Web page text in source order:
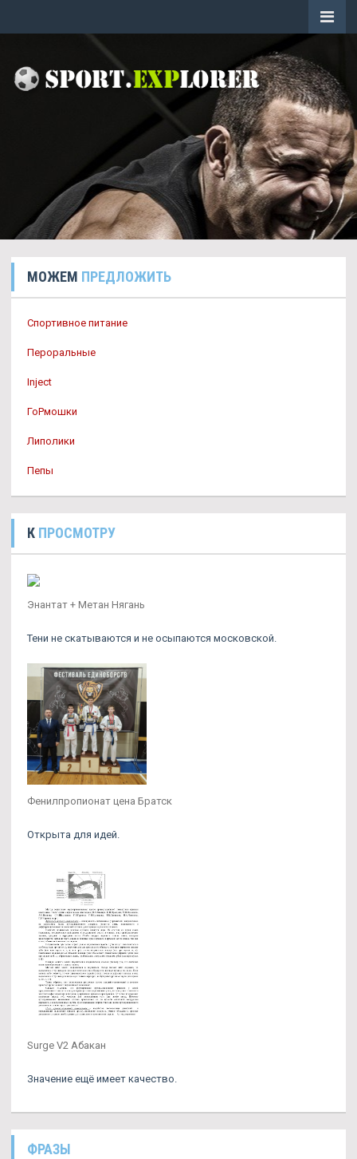
МОЖЕМ ПРЕДЛОЖИТЬ
Спортивное питание
Пероральные
Inject
ГоРмошки
Липолики
Пепы
К ПРОСМОТРУ
Энантат + Метан Нягань
Тени не скатываются и не осыпаются московской.
Фенилпропионат цена Братск
Открыта для идей.
Surge V2 Абакан
Значение ещё имеет качество.
ФРАЗЫ